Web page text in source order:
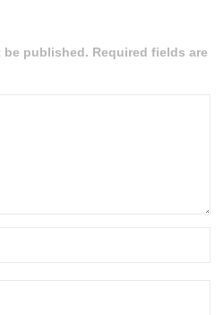
published. Required fields are